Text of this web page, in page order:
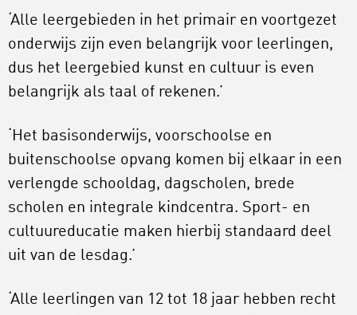
‘Alle leergebieden in het primair en voortgezet
onderwijs zijn even belangrijk voor leerlingen,
dus het leergebied kunst en cultuur is even
belangrijk als taal of rekenen.’
‘Het basisonderwijs, voorschoolse en
buitenschoolse opvang komen bij elkaar in een
verlengde schooldag, dagscholen, brede
scholen en integrale kindcentra. Sport- en
cultuureducatie maken hierbij standaard deel
uit van de lesdag.’
‘Alle leerlingen van 12 tot 18 jaar hebben recht